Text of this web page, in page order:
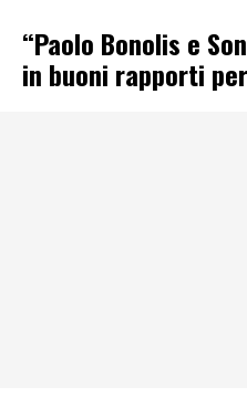
“Paolo Bonolis e
in buoni rapporti